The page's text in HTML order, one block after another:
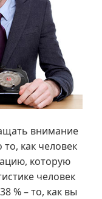
внимание
как человек
которую
человек
% – то, как вы